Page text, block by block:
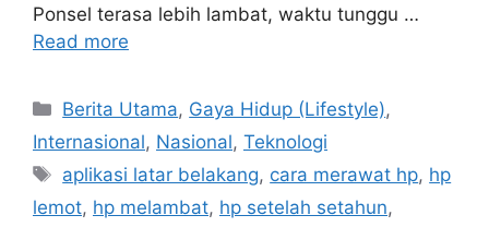
Ponsel terasa lebih lambat, waktu tunggu …
Read more
C
a
e
g
Berita Utama, Gaya Hidup (Lifestyle),
Internasional, Nasional, Teknologi
T
a
aplikasi latar belakang, cara merawat hp, hp
lemot, hp melambat, hp setelah setahun,